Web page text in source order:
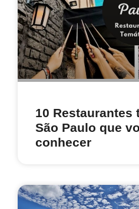
10 Restaurantes
São Paulo que
conhecer